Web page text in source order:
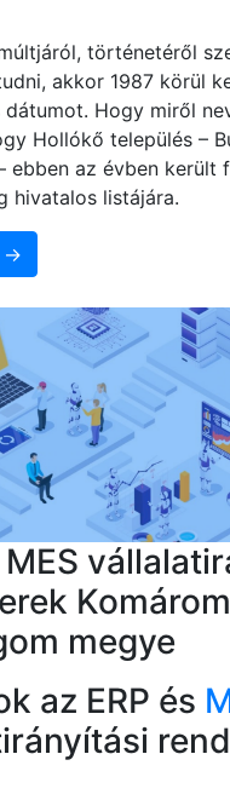
történetéről
akkor 1987 körül
dátumot. Hogy miről
Hollókő település –
ebben az évben került
hivatalos listájára.
→
MES
megye
az ERP és